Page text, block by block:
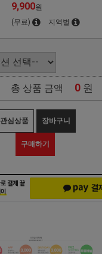
9,900원
(무료) 지역별
총 상품 금액 0 원
관심상품 장바구니
구매하기